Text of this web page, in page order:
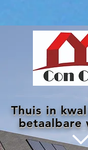
Thuis in
betaalbare